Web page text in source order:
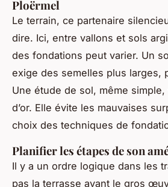
Ploërmel
Le terrain, ce partenaire
dire. Ici, entre vallons et sols
des fondations peut varier. Un
exige des semelles plus larges,
Une étude de sol, même
d’or. Elle évite les mauvaises
choix des techniques de
Planifier les étapes de son
Il y a un ordre logique dans les
pas la terrasse avant le gros